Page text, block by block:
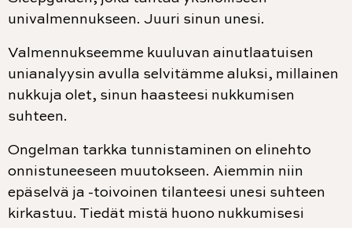
univalmennukseen. Juuri sinun unesi.
Valmennukseemme kuuluvan ainutlaatuisen
unianalyysin avulla selvitämme aluksi, millainen
nukkuja olet, sinun haasteesi nukkumisen
suhteen.
Ongelman tarkka tunnistaminen on elinehto
onnistuneeseen muutokseen. Aiemmin niin
epäselvä ja -toivoinen tilanteesi unesi suhteen
kirkastuu. Tiedät mistä huono nukkumisesi